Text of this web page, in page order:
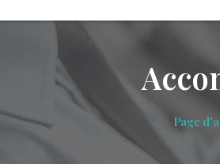
Page